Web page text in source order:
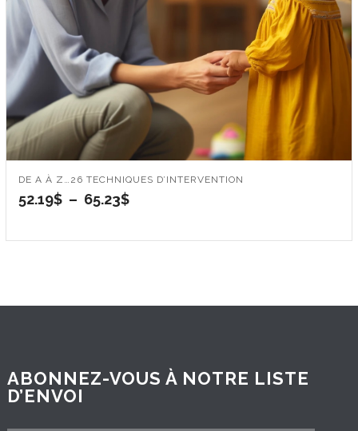
DE A À Z…26 TECHNIQUES D’INTERVENTION
52.19$ – 65.23$Plage
ABONNEZ-VOUS À NOTRE LISTE
D’ENVOI